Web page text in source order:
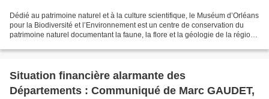
Dédié au patrimoine naturel et à la culture scientifique, le Muséum d’Orléans
pour la Biodiversité et l’Environnement est un centre de conservation du
patrimoine naturel documentant la faune, la flore et la géologie de la région
Situation financière alarmante des
Départements : Communiqué de Marc GAUDET,